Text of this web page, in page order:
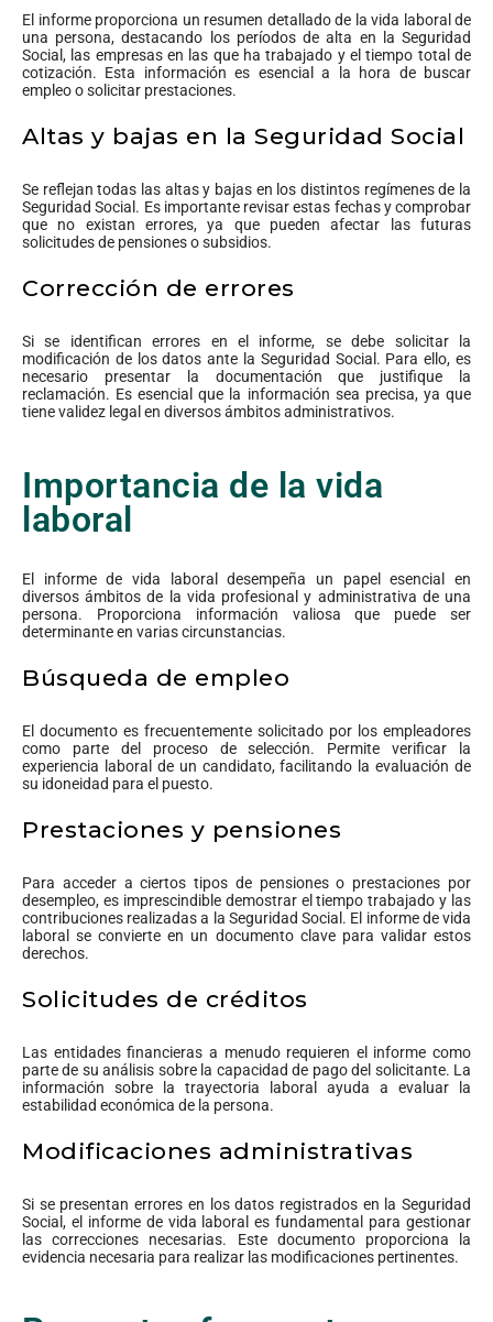
El informe proporciona un resumen detallado de la vida laboral de
una persona, destacando los períodos de alta en la Seguridad
Social, las empresas en las que ha trabajado y el tiempo total de
cotización. Esta información es esencial a la hora de buscar
empleo o solicitar prestaciones.
Altas y bajas en la Seguridad Social
Se reflejan todas las altas y bajas en los distintos regímenes de la
Seguridad Social. Es importante revisar estas fechas y comprobar
que no existan errores, ya que pueden afectar las futuras
solicitudes de pensiones o subsidios.
Corrección de errores
Si se identifican errores en el informe, se debe solicitar la
modificación de los datos ante la Seguridad Social. Para ello, es
necesario presentar la documentación que justifique la
reclamación. Es esencial que la información sea precisa, ya que
tiene validez legal en diversos ámbitos administrativos.
Importancia de la vida
laboral
El informe de vida laboral desempeña un papel esencial en
diversos ámbitos de la vida profesional y administrativa de una
persona. Proporciona información valiosa que puede ser
determinante en varias circunstancias.
Búsqueda de empleo
El documento es frecuentemente solicitado por los empleadores
como parte del proceso de selección. Permite verificar la
experiencia laboral de un candidato, facilitando la evaluación de
su idoneidad para el puesto.
Prestaciones y pensiones
Para acceder a ciertos tipos de pensiones o prestaciones por
desempleo, es imprescindible demostrar el tiempo trabajado y las
contribuciones realizadas a la Seguridad Social. El informe de vida
laboral se convierte en un documento clave para validar estos
derechos.
Solicitudes de créditos
Las entidades financieras a menudo requieren el informe como
parte de su análisis sobre la capacidad de pago del solicitante. La
información sobre la trayectoria laboral ayuda a evaluar la
estabilidad económica de la persona.
Modificaciones administrativas
Si se presentan errores en los datos registrados en la Seguridad
Social, el informe de vida laboral es fundamental para gestionar
las correcciones necesarias. Este documento proporciona la
evidencia necesaria para realizar las modificaciones pertinentes.